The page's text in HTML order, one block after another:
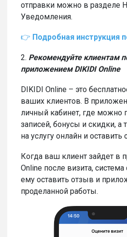
отправки можно в разделе
Уведомления.
👉 Подробная инструкция
2. Рекомендуйте клиентам
приложением DIKIDI Online
DIKIDI Online – это
ваших клиентов. В
личный кабинет, где можно
записей, бонусы и скидки, а
на услугу онлайн и оставить
Когда ваш клиент зайдет в
Online после визита,
ему оставить отзыв и
проделанной работы.